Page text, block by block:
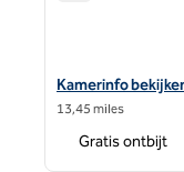
Bekijk hoteldetails
Kamerinfo
13,45 miles
Gratis ontbijt